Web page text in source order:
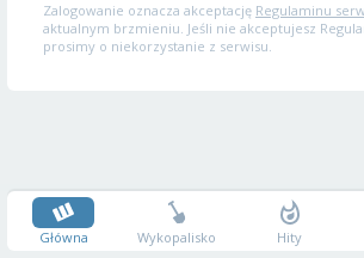
Zalogowanie oznacza akceptację Regulaminu
aktualnym brzmieniu. Jeśli nie akceptujesz
prosimy o niekorzystanie z serwisu.
Główna Wykopalisko Hity